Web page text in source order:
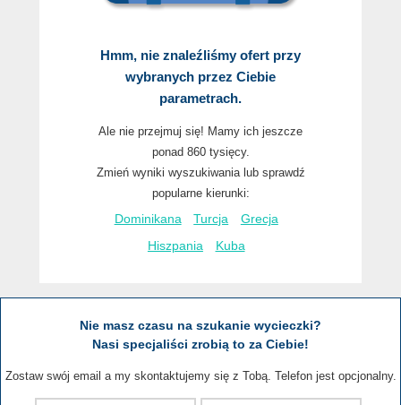
Hmm, nie znaleźliśmy ofert przy
wybranych przez Ciebie
parametrach.
Ale nie przejmuj się! Mamy ich jeszcze
ponad 860 tysięcy.
Zmień wyniki wyszukiwania lub sprawdź
popularne kierunki:
Dominikana
Turcja Grecja
Hiszpania Kuba
Nie masz czasu na szukanie wycieczki?
Nasi specjaliści zrobią to za Ciebie!
Zostaw swój email a my skontaktujemy się z Tobą. Telefon jest opcjonalny.